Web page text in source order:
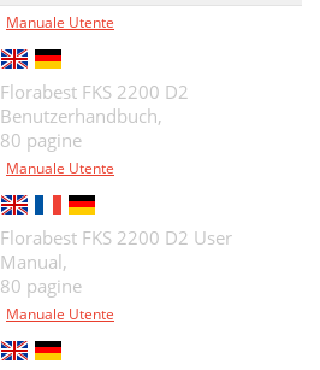
Manuale Utente
Florabest FKS 2200 D2
Benutzerhandbuch,
80 pagine
Manuale Utente
Florabest FKS 2200 D2 User
Manual,
80 pagine
Manuale Utente